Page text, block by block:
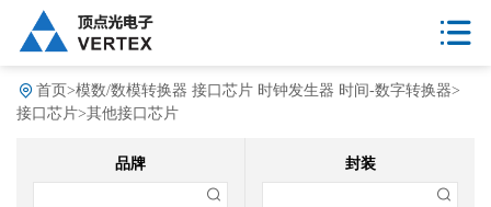
首页 >模数/数模转换器 接口芯片 时钟发生器 时间-数字转换器>
接口芯片>其他接口芯片
品牌 封装